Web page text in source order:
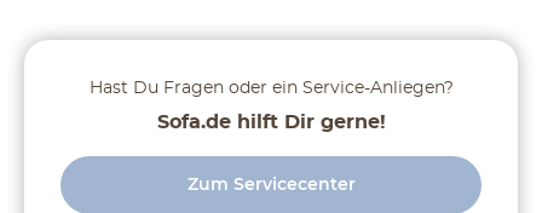
Hast Du Fragen oder ein Service-Anliegen?
Sofa.de hilft Dir gerne!
Zum Servicecenter